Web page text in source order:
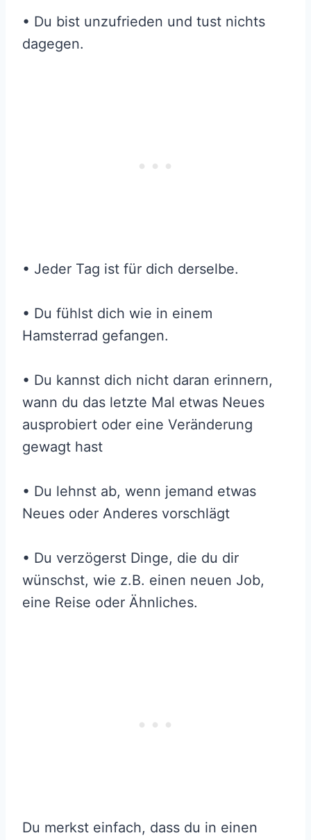
• Du bist unzufrieden und tust nichts
dagegen.
• Jeder Tag ist für dich derselbe.
• Du fühlst dich wie in einem
Hamsterrad gefangen.
• Du kannst dich nicht daran erinnern,
wann du das letzte Mal etwas Neues
ausprobiert oder eine Veränderung
gewagt hast
• Du lehnst ab, wenn jemand etwas
Neues oder Anderes vorschlägt
• Du verzögerst Dinge, die du dir
wünschst, wie z.B. einen neuen Job,
eine Reise oder Ähnliches.
Du merkst einfach, dass du in einen